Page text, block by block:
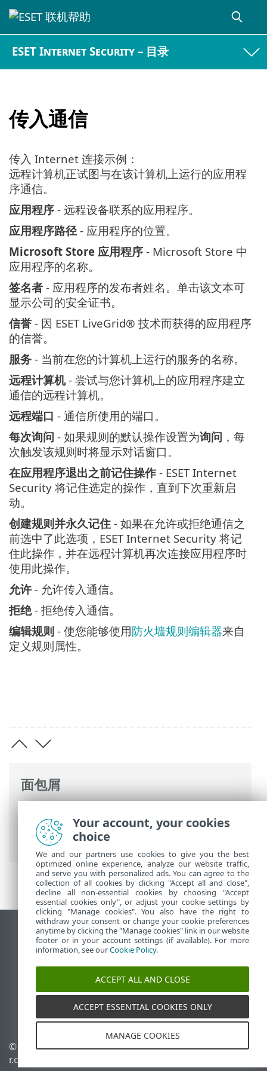
ESET Internet Security – 目录
传入通信
面包屑
使用 ESET Internet Security>设置>网络
防护> 对话窗口 - 网络防护 > 传入通信
传入 Internet 连接示例：
远程计算机正试图与在该计算机上运行的应用程
序通信。
应用程序 - 远程设备联系的应用程序。
应用程序路径- 应用程序的位置。
Microsoft Store 应用程序 - Microsoft Store 中
应用程序的名称。
签名者 - 应用程序的发布者姓名。单击该文本可
显示公司的安全证书。
信誉 - 因 ESET LiveGrid® 技术而获得的应用程序
的信誉。
服务 - 当前在您的计算机上运行的服务的名称。
远程计算机- 尝试与您计算机上的应用程序建立
通信的远程计算机。
远程端口 - 通信所使用的端口。
每次询问 - 如果规则的默认操作设置为询问 ，每
次触发该规则时将显示对话窗口。
在应用程序退出之前记住操作 - ESET Internet
Security 将记住选定的操作，直到下次重新启
动。
创建规则并永久记住 - 如果在允许或拒绝通信之
前选中了此选项，ESET Internet Security 将记
住此操作，并在远程计算机再次连接应用程序时
使用此操作。
允许 - 允许传入通信。
拒绝- 拒绝传入通信。
编辑规则 - 使您能够使用防火墙规则编辑器来自
定义规则属性。
查看桌面站点
End of Life
ESET 知识库
ESET Status Portal
区域支持
© 1992 - 2025 ESET, spol. s
r.o. - 保留所有权利。
管理 Cookie
Your account, your cookies
choice
We and our partners use cookies to give you the best
optimized online experience, analyze our website traffic,
and serve you with personalized ads. You can agree to the
collection of all cookies by clicking "Accept all and close",
decline all non-essential cookies by choosing "Accept
essential cookies only", or adjust your cookie settings by
clicking "Manage cookies". You also have the right to
withdraw your consent or change your cookie preferences
anytime by clicking the "Manage cookies" link in our website
footer or in your account settings (if available). For more
information, see ourCookie Policy.
ACCEPT ALL AND CLOSE
ACCEPT ESSENTIAL COOKIES ONLY
MANAGE COOKIES